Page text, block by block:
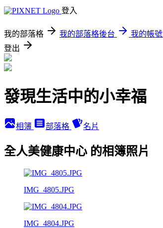
登入
我的部落格 我的部落格後台
我的帳號
登出
發現生活中的小幸福
相簿 部落格 名片
全人美健康中心 的相簿照片
IMG_4805.JPG
IMG_4804.JPG